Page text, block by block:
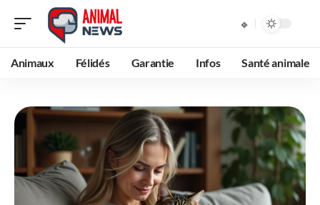
Animaux Félidés Garantie Infos Santé animale